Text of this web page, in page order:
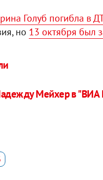
Голуб погибла в
но 13 октября был
Мейхер в "ВИА